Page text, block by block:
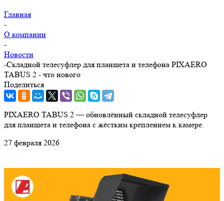
Главная
-
О компании
-
Новости
-Складной телесуфлер для планшета и телефона PIXAERO
TABUS 2 - что нового
Поделиться
PIXAERO TABUS 2 — обновлённый складной телесуфлер
для планшета и телефона с жёстким креплением к камере.
27 февраля 2026